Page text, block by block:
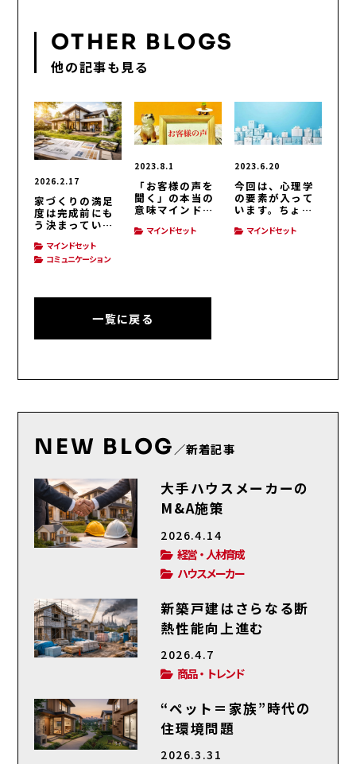
OTHER BLOGS
他の記事も見る
2026.2.17
家づくりの満足
度は完成前にも
う決まってい
マインドセット
コミュニケーション
2023.8.1
「お客様の声を
聞く」の本当の
意味マインドセ
マインドセット
2023.6.20
今回は、心理学
の要素が入って
います。ちょっ
ださい。マイン
マインドセット
一覧に戻る
NEW BLOG／新着記事
大手ハウスメーカーの
M&A施策
2026.4.14
経営・人材育成
ハウスメーカー
新築戸建はさらなる断
熱性能向上進む
2026.4.7
商品・トレンド
“ペット＝家族”時代の
住環境問題
2026.3.31